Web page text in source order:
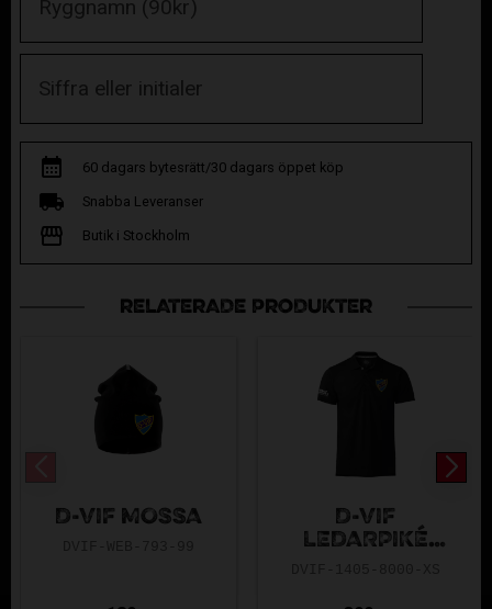
60 dagars bytesrätt/30 dagars öppet köp
Snabba Leveranser
Butik i Stockholm
RELATERADE PRODUKTER
D-VIF MÖSSA
D-VIF
LEDARPIKÉ